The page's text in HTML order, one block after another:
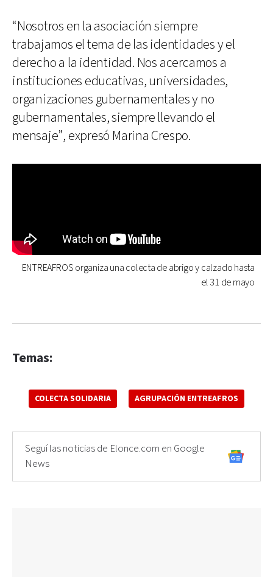
“Nosotros en la asociación siempre
trabajamos el tema de las identidades y el
derecho a la identidad. Nos acercamos a
instituciones educativas, universidades,
organizaciones gubernamentales y no
gubernamentales, siempre llevando el
mensaje”, expresó Marina Crespo.
ENTREAFROS organiza una colecta de abrigo y calzado hasta
el 31 de mayo
Temas:
COLECTA SOLIDARIA AGRUPACIÓN ENTREAFROS
Seguí las noticias de Elonce.com en Google
News